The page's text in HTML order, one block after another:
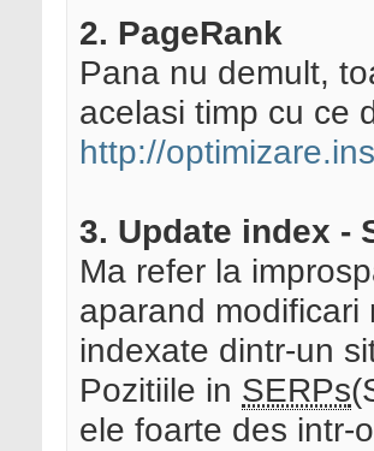
2. PageRank
Pana nu demult,
acelasi timp cu ce
http://
3. Update index
Ma refer la
aparand
indexate dintr-un
Pozitiile in SERPs
ele foarte des intr-